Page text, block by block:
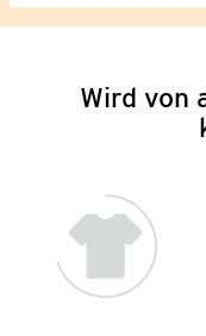
Wird von